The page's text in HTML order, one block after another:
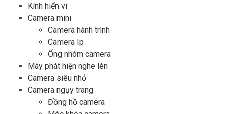
Kính hiển vi
Camera mini
Camera hành trình
Camera Ip
Ống nhòm camera
Máy phát hiện nghe lén
Camera siêu nhỏ
Camera ngụy trang
Đồng hồ camera